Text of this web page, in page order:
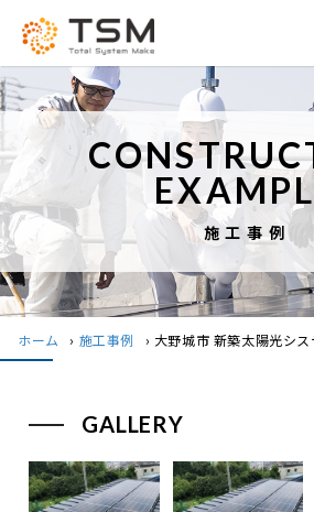
施工事例
ホーム › 施工事例 › 大野城市 新築太陽光シ
GALLERY